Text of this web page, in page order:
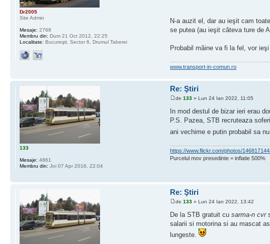
N-a auzit el, dar au ieşit cam
se putea (au ieşit câteva ture de
Probabil mâine va fi la fel, vor
www.transport-in-comun.ro
Dr2005
Site Admin
Mesaje: 2768
Membru din: Dum 21 Oct 2012, 22:25
Localitate: Bucureşti, Sector 6, Drumul Taberei
Re: Ştiri
de133 » Lun 24 Ian 2022, 11:05
In mod destul de bizar ieri erau
P.S. Pazea, STB recruteaza
ani vechime e putin probabil sa
https://www.flickr.com/photos/
Purcelul mov presedinte = inflatie 500%
133
Mesaje: 4861
Membru din: Joi 07 Apr 2016, 22:04
Re: Ştiri
de133 » Lun 24 Ian 2022, 13:42
De la STB gratuit cusarma-n cvr
salarii si motorina si au mascat
lungeste.